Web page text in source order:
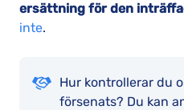
ersättning för den
inte.
Hur kontrollerar du
försenats? Du kan